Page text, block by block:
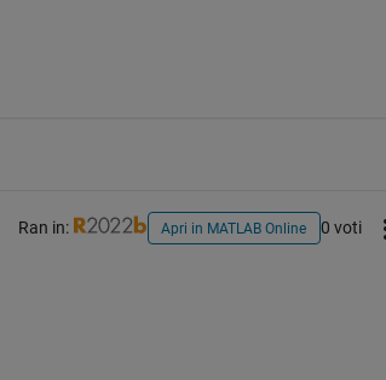
Ran in: Apri in MATLAB Online 0 voti